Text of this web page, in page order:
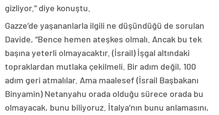
gizliyor.” diye konuştu.
Gazze’de yaşananlarla ilgili ne düşündüğü de sorulan
Davide, “Bence hemen ateşkes olmalı. Ancak bu tek
başına yeterli olmayacaktır. (İsrail) İşgal altındaki
topraklardan mutlaka çekilmeli. Bir adım değil, 100
adım geri atmalılar. Ama maalesef (İsrail Başbakanı
Binyamin) Netanyahu orada olduğu sürece orada bu
olmayacak, bunu biliyoruz. İtalya’nın bunu anlamasını,